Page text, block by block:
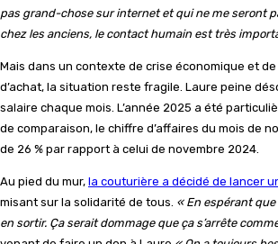
pas grand-chose sur internet et qui ne me seront
chez les anciens, le contact humain est très
Mais dans un contexte de crise économique et
d’achat, la situation reste fragile. Laure peine
salaire chaque mois. L’année 2025 a été
de comparaison, le chiffre d’affaires du mois de
de 26 % par rapport à celui de novembre 2024.
Au pied du mur, la couturière a décidé de lancer
misant sur la solidarité de tous. « En espérant
en sortir. Ça serait dommage que ça s’arrête